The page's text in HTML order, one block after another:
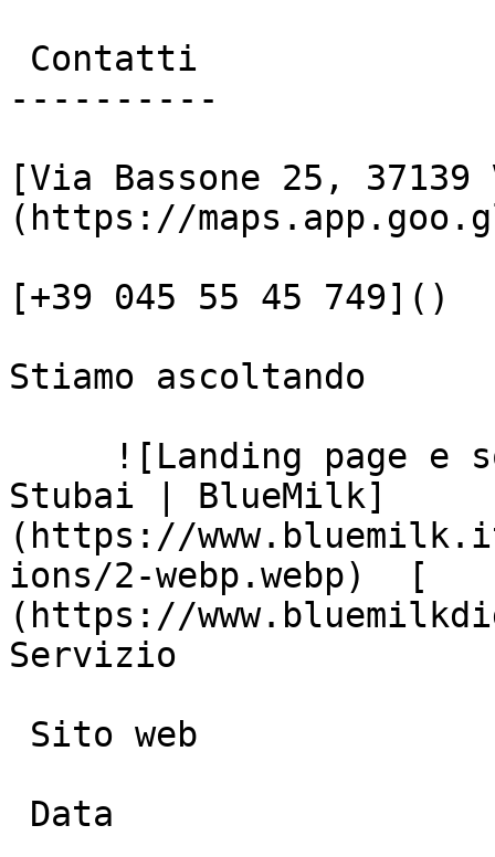
----------
[Via Bassone 25, 37139
(https://
[+39 045 55 45 749]()
Stiamo ascoltando
Stubai | BlueMilk]
(https://
ions/2-webp.webp)  [
(https://
Servizio